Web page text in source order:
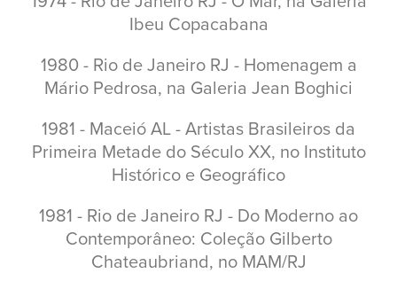
Ibeu Copacabana
1980 - Rio de Janeiro RJ - Homenagem a
Mário Pedrosa, na Galeria Jean Boghici
1981 - Maceió AL - Artistas Brasileiros da
Primeira Metade do Século XX, no Instituto
Histórico e Geográfico
1981 - Rio de Janeiro RJ - Do Moderno ao
Contemporâneo: Coleção Gilberto
Chateaubriand, no MAM/RJ